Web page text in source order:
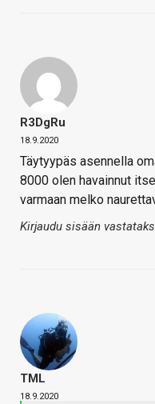
R3DgRu
18.9.2020
Täytyypäs asennella
8000 olen havainnut
varmaan melko
Kirjaudu sisään
TML
18.9.2020